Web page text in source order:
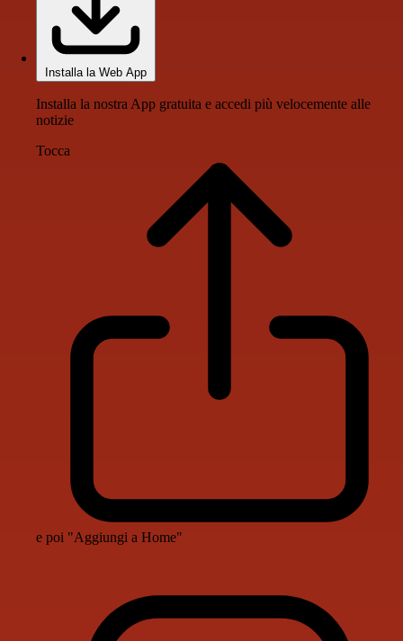
Installa la Web App
Installa la nostra App gratuita e accedi più velocemente alle
notizie
Tocca
e poi "Aggiungi a Home"